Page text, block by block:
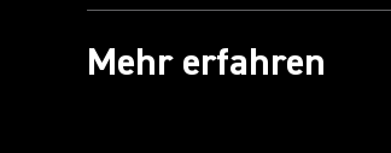
Mehr erfahren